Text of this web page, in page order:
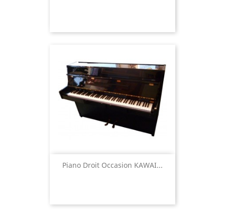
Piano Droit Occasion KAWAI...